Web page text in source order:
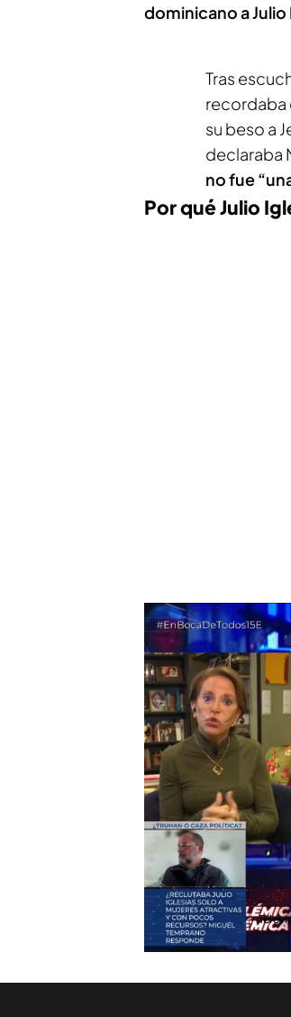
dominicano a Julio
Tras
recordaba
su beso a
declaraba
no fue
Por qué Julio
La razón por la que Julio
PUEDE INTERESARTE
Paula Fraga,
Julio Iglesias: "Es
En su
que, antes
contacto
por la que
TEMAS